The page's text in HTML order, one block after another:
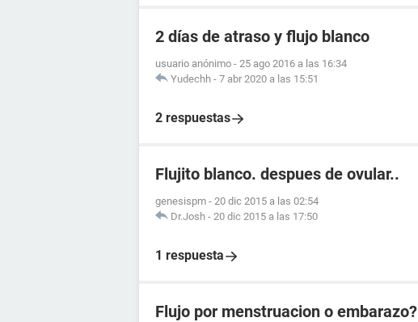
2 días de atraso y flujo blanco
usuario anónimo - 25 ago 2016 a las 16:34
Yudechh - 7 abr 2020 a las 15:51
2 respuestas
Flujito blanco. despues de ovular..
genesispm - 20 dic 2015 a las 02:54
Dr.Josh - 20 dic 2015 a las 17:50
1 respuesta
Flujo por menstruacion o embarazo?